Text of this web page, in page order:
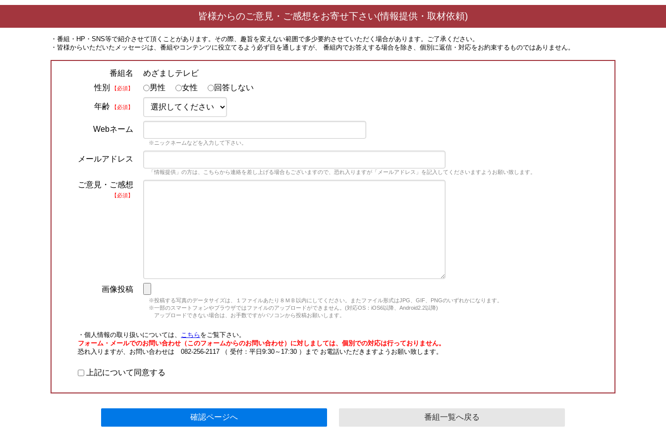
皆様からのご意見・ご感想をお寄せ下さい(情報提供・取材依頼)
・番組・HP・SNS等で紹介させて頂くことがあります。その際、趣旨を変えない範囲で多少要約させていただく場合があります。ご了承ください。
・皆様からいただいたメッセージは、番組やコンテンツに役立てるよう必ず目を通しますが、 番組内でお答えする場合を除き、個別に返信・対応をお約束するものではありません。
番組名
めざましテレビ
性別
【必須】 男性 女性 回答しない
年齢 【必須】
Webネーム
※ニックネームなどを入力して下さい。
メールアドレス
「情報提供」の方は、こちらから連絡を差し上げる場合もございますので、恐れ入りますが「メールアドレス」を記入してくださいますようお願い致します。
ご意見・ご感想
【必須】
画像投稿
※投稿する写真のデータサイズは、１ファイルあたり８ＭＢ以内にしてください。またファイル形式はJPG、GIF、PNGのいずれかになります。
※一部のスマートフォンやブラウザではファイルのアップロードができません。(対応OS：iOS6以降、Android2.2以降)
アップロードできない場合は、お手数ですがパソコンから投稿お願いします。
・個人情報の取り扱いについては、 こちら をご覧下さい。
フォーム・メールでのお問い合わせ（このフォームからのお問い合わせ）に対しましては、個別での対応は行っておりません。
恐れ入りますが、お問い合わせは 082-256-2117 （ 受付：平日9:30～17:30 ）まで お電話いただきますようお願い致します。
上記について同意する
確認ページへ 番組一覧へ戻る